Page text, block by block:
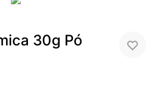
30g Pó